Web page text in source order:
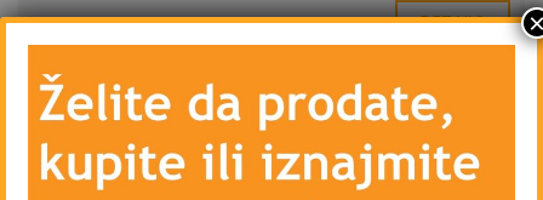
2 sedmice ago DETAILS
IZNAJMLJIVANJE